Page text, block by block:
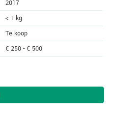
2017
< 1 kg
Te koop
€ 250 - € 500